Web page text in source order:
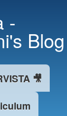
-
Blog
🎥